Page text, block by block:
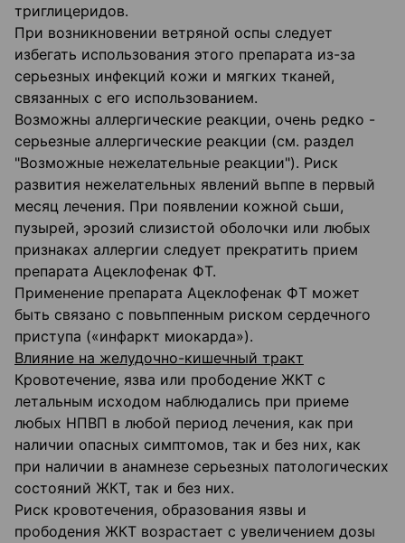
триглицеридов.
При возникновении ветряной оспы следует
избегать использования этого препарата из-за
серьезных инфекций кожи и мягких тканей,
связанных с его использованием.
Возможны аллергические реакции, очень редко -
серьезные аллергические реакции (см. раздел
"Возможные нежелательные реакции"). Риск
развития нежелательных явлений вьппе в первый
месяц лечения. При появлении кожной сьши,
пузырей, эрозий слизистой оболочки или любых
признаках аллергии следует прекратить прием
препарата Ацеклофенак ФТ.
Применение препарата Ацеклофенак ФТ может
быть связано с повьппенным риском сердечного
приступа («инфаркт миокарда»).
Влияние на желудочно-кишечный тракт
Кровотечение, язва или прободение ЖКТ с
летальным исходом наблюдались при приеме
любых НПВП в любой период лечения, как при
наличии опасных симптомов, так и без них, как
при наличии в анамнезе серьезных патологических
состояний ЖКТ, так и без них.
Риск кровотечения, образования язвы и
прободения ЖКТ возрастает с увеличением дозы